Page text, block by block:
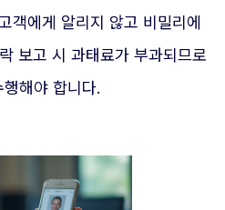
객에게 알리지 않고 비밀리에
보고 시 과태료가 부과되므로
해야 합니다.